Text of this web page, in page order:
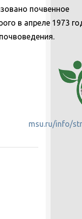
почвенное
в апреле 1973
msu.ru/info/